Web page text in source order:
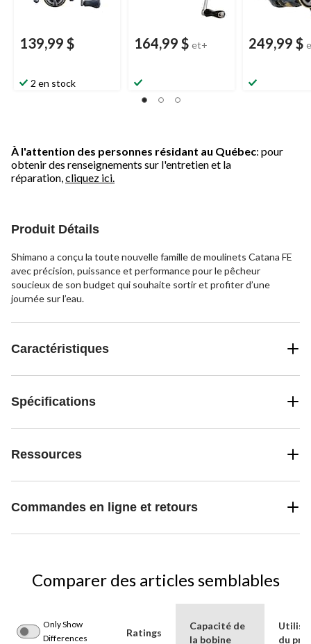
139,99 $
2 en stock
164,99 $ et+ 249,99 $
À l'attention des personnes résidant au Québec: pour
obtenir des renseignements sur l'entretien et la
réparation, cliquez ici.
Produit Détails
Shimano a conçu la toute nouvelle famille de moulinets Catana FE
avec précision, puissance et performance pour le pêcheur
soucieux de son budget qui souhaite sortir et profiter d’une
journée sur l’eau.
Caractéristiques
Spécifications
Ressources
Commandes en ligne et retours
Comparer des articles semblables
Only Show
Differences
Ratings
Capacité de
la bobine
du